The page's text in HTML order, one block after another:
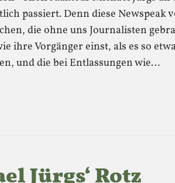
passiert. Denn diese Newspeak
die ohne uns Journalisten
ihre Vorgänger einst, als es so
und die bei Entlassungen wie…
Jürgs‘ Rotz